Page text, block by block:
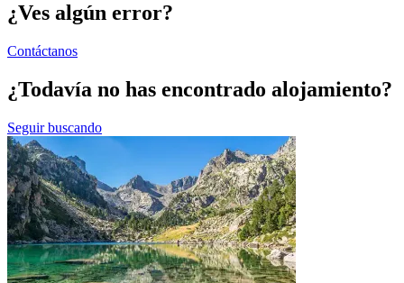
¿Ves algún error?
Contáctanos
¿Todavía no has encontrado alojamiento?
Seguir buscando